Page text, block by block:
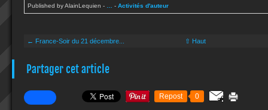
Published by AlainLequien - - Activités d'auteur
← France-Soir du 21 décembre... ⇧ Haut
Partager cet article
Repost 0